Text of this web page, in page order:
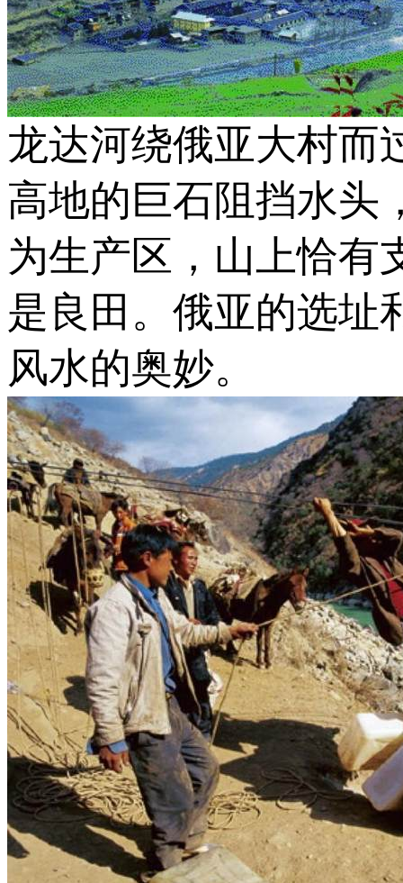
龙达河绕俄亚大村而
高地的巨石阻挡水头
为生产区，山上恰有
是良田。俄亚的选址
风水的奥妙。